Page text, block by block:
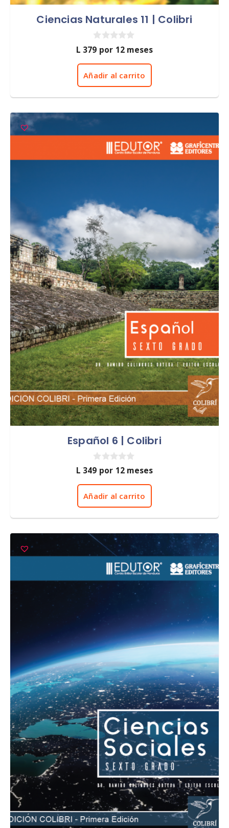
Ciencias Naturales 11 | Colibri
0
d
e
L 379 por 12 meses
Añadir al carrito
Español 6 | Colibri
0
d
e
L 349 por 12 meses
Añadir al carrito